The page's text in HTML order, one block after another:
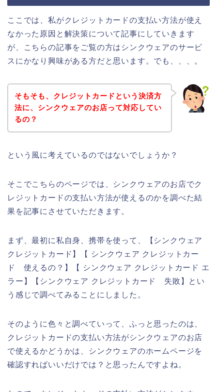
ここでは、私がクレジットカードの支払い方法が使え
なかった原因と解決策について記事にしていきます
が、こちらの記事をご覧の方はシンクウェアのサービ
スにかなり興味がある方だと思います。でも、、、。
そもそも、クレジットカードという決済方
法に、シンクウェアのお店って対応してい
るの？
という風に考えているのではないでしょうか？
そこでこちらのページでは、シンクウェアのお店でク
レジットカードの支払い方法が使えるのかを調べた結
果を記事にさせていただきます。
まず、最初に私自身、携帯を使って、【シンクウェア
クレジットカード】【 シンクウェア クレジットカー
ド 使えるの？】【 シンクウェア クレジットカード エ
ラー】【シンクウェア クレジットカード 失敗】とい
う感じで調べてみることにしました。
そのように色々と調べていって、ふっと思ったのは、
クレジットカードの支払い方法がシンクウェアのお店
で使えるかどうかは、シンクウェアのホームページを
確認すればいいだけでは？と思ったんですよね。